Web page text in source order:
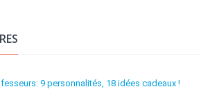
9 personnalités, 18 idées cadeaux !